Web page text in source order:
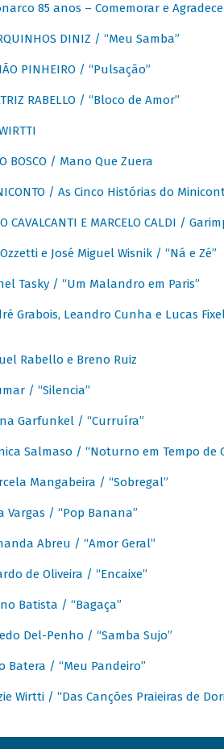
85 anos – Comemorar e
DINIZ / “Meu Samba”
PINHEIRO / “Pulsação”
RABELLO / “Bloco de Amor”
BOSCO / Mano Que Zuera
/ As Cinco Histórias do
CAVALCANTI E MARCELO CALDI /
e José Miguel Wisnik / “Ná e Zé”
Tasky / “Um Malandro em Paris”
Grabois, Leandro Cunha e Lucas
Rabello e Breno Ruiz
/ “Silencia”
Garfunkel / “Curruíra”
Salmaso / “Noturno em Tempo de
Mangabeira / “Sobregal”
Vargas / “Pop Banana”
Abreu / “Amor Geral”
de Oliveira / “Encaixe”
Batista / “Bagaça”
Del-Penho / “Samba Sujo”
Batera / “Meu Pandeiro”
Wirtti / “Das Canções Praieiras de